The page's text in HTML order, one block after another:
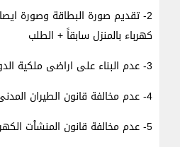
2- تقديم صورة البطاقة وصورة
كهرباء بالمنزل سابقاً + الطلب
3- عدم البناء على اراضى ملكية الدولة او خاضعة للاثار
4- عدم مخالفة قانون الطيران المدنى
5- عدم مخالفة قانون المنشاْت الكهربائية